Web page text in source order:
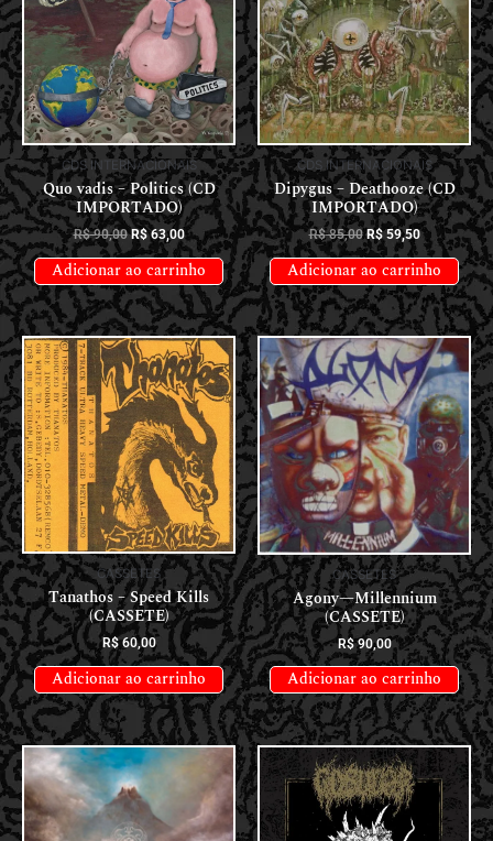
CDS INTERNACIONAIS
Quo vadis – Politics (CD
IMPORTADO)
R$90,00 R$63,00
Adicionar ao carrinho
CDS INTERNACIONAIS
Dipygus – Deathooze (CD
IMPORTADO)
R$85,00 R$59,50
Adicionar ao carrinho
CASSETES
Tanathos – Speed Kills
(CASSETE)
R$60,00
Adicionar ao carrinho
CASSETES
Agony—Millennium
(CASSETE)
R$90,00
Adicionar ao carrinho